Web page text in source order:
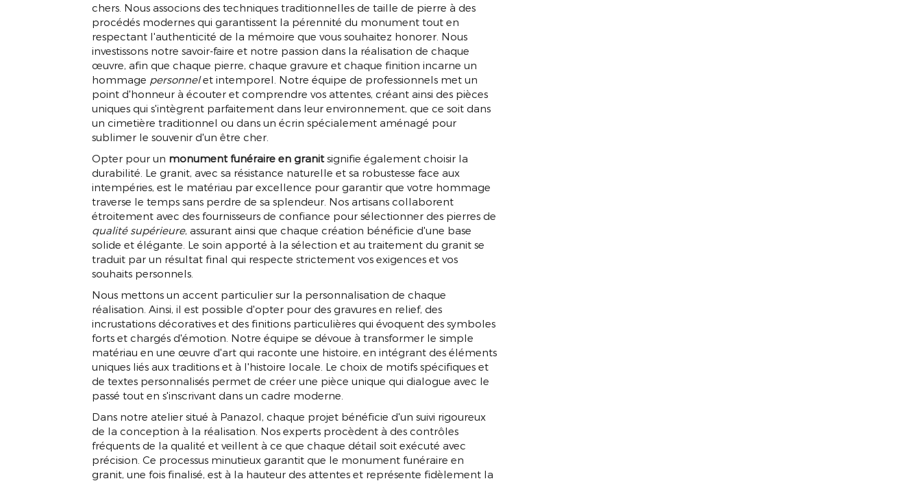
MONUMENT FUNÉRAIRE GRANIT LIMOGES
APPELEZ-NOUS DEVIS GRATUIT
chers. Nous associons des techniques traditionnelles de taille de pierre à des
procédés modernes qui garantissent la pérennité du monument tout en
respectant l'authenticité de la mémoire que vous souhaitez honorer. Nous
investissons notre savoir-faire et notre passion dans la réalisation de chaque
œuvre, afin que chaque pierre, chaque gravure et chaque finition incarne un
hommage personnelet intemporel. Notre équipe de professionnels met un
point d'honneur à écouter et comprendre vos attentes, créant ainsi des pièces
uniques qui s'intègrent parfaitement dans leur environnement, que ce soit dans
un cimetière traditionnel ou dans un écrin spécialement aménagé pour
sublimer le souvenir d'un être cher.
Opter pour un monument funéraire en granitsignifie également choisir la
durabilité. Le granit, avec sa résistance naturelle et sa robustesse face aux
intempéries, est le matériau par excellence pour garantir que votre hommage
traverse le temps sans perdre de sa splendeur. Nos artisans collaborent
étroitement avec des fournisseurs de confiance pour sélectionner des pierres de
qualité supérieure, assurant ainsi que chaque création bénéficie d'une base
solide et élégante. Le soin apporté à la sélection et au traitement du granit se
traduit par un résultat final qui respecte strictement vos exigences et vos
souhaits personnels.
Nous mettons un accent particulier sur la personnalisation de chaque
réalisation. Ainsi, il est possible d'opter pour des gravures en relief, des
incrustations décoratives et des finitions particulières qui évoquent des symboles
forts et chargés d'émotion. Notre équipe se dévoue à transformer le simple
matériau en une œuvre d'art qui raconte une histoire, en intégrant des éléments
uniques liés aux traditions et à l'histoire locale. Le choix de motifs spécifiques et
de textes personnalisés permet de créer une pièce unique qui dialogue avec le
passé tout en s'inscrivant dans un cadre moderne.
Dans notre atelier situé à Panazol, chaque projet bénéficie d'un suivi rigoureux
de la conception à la réalisation. Nos experts procèdent à des contrôles
fréquents de la qualité et veillent à ce que chaque détail soit exécuté avec
précision. Ce processus minutieux garantit que le monument funéraire en
granit, une fois finalisé, est à la hauteur des attentes et représente fidèlement la